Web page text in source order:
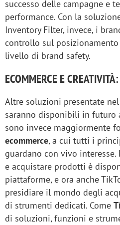
successo delle campagne e
performance. Con la
Inventory Filter, invece, i
controllo sul
livello di brand safety.
ECOMMERCE E
Altre soluzioni presentate nel
saranno disponibili in futuro
sono invece maggiormente
ecommerce, a cui tutti i
guardano con vivo
e acquistare prodotti è
piattaforme, e ora anche
presidiare il mondo degli
di strumenti dedicati. Come
di soluzioni, funzioni e